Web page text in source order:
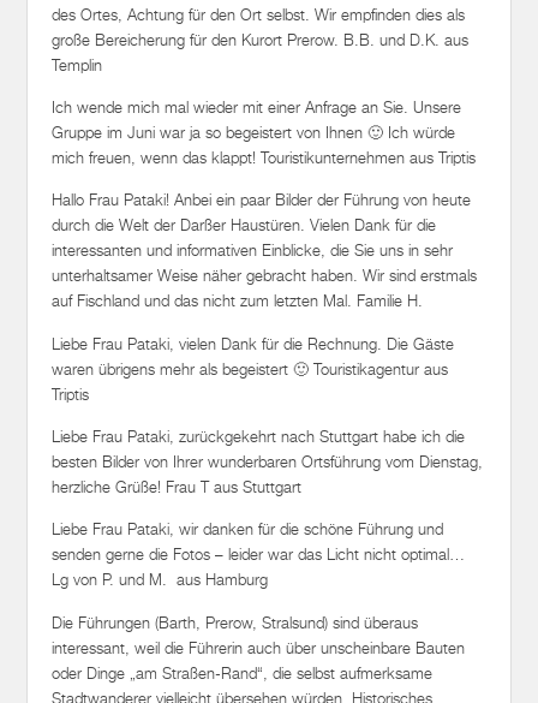
des Ortes, Achtung für den Ort selbst. Wir empfinden dies als
große Bereicherung für den Kurort Prerow. B.B. und D.K. aus
Templin
Ich wende mich mal wieder mit einer Anfrage an Sie. Unsere
Gruppe im Juni war ja so begeistert von Ihnen 🙂 Ich würde
mich freuen, wenn das klappt! Touristikunternehmen aus Triptis
Hallo Frau Pataki! Anbei ein paar Bilder der Führung von heute
durch die Welt der Darßer Haustüren. Vielen Dank für die
interessanten und informativen Einblicke, die Sie uns in sehr
unterhaltsamer Weise näher gebracht haben. Wir sind erstmals
auf Fischland und das nicht zum letzten Mal. Familie H.
Liebe Frau Pataki, vielen Dank für die Rechnung. Die Gäste
waren übrigens mehr als begeistert 🙂 Touristikagentur aus
Triptis
Liebe Frau Pataki, zurückgekehrt nach Stuttgart habe ich die
besten Bilder von Ihrer wunderbaren Ortsführung vom Dienstag,
herzliche Grüße! Frau T aus Stuttgart
Liebe Frau Pataki, wir danken für die schöne Führung und
senden gerne die Fotos – leider war das Licht nicht optimal…
Lg von P. und M. aus Hamburg
Die Führungen (Barth, Prerow, Stralsund) sind überaus
interessant, weil die Führerin auch über unscheinbare Bauten
oder Dinge „am Straßen-Rand“, die selbst aufmerksame
Stadtwanderer vielleicht übersehen würden, Historisches,